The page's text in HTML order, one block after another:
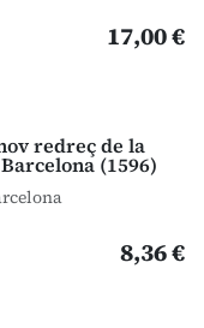
17,00 €
redreç de la
(1596)
8,36 €